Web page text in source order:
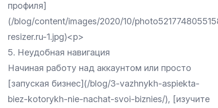
профиля]
(/blog/content/images/2020/10/
resizer.ru-1.jpg)<p>
5. Неудобная навигация
Начиная работу над аккаунтом или просто
[запуская бизнес](/blog/3-vazhnykh-aspiekta-
biez-kotorykh-nie-nachat-svoi-biznies/), [изучите